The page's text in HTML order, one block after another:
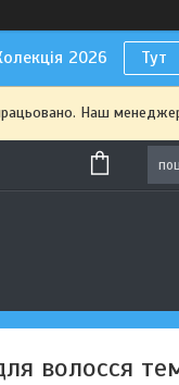
2026 Тут
Наш
волосся